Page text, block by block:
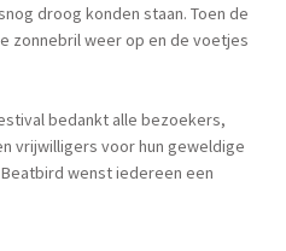
droog konden staan. Toen de
zonnebril weer op en de voetjes
bedankt alle bezoekers,
vrijwilligers voor hun geweldige
wenst iedereen een